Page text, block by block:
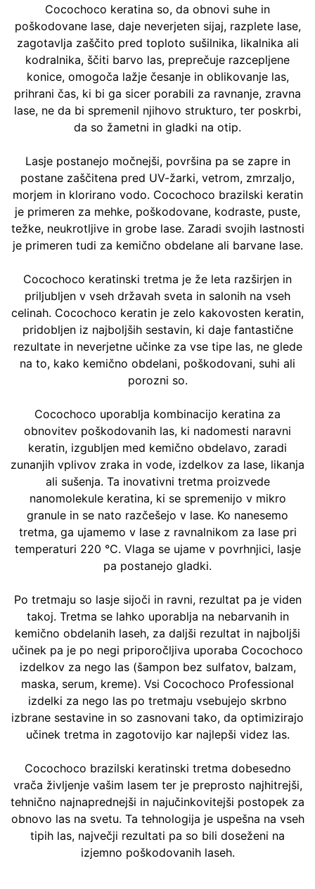
Cocochoco keratina so, da obnovi suhe in
poškodovane lase, daje neverjeten sijaj, razplete lase,
zagotavlja zaščito pred toploto sušilnika, likalnika ali
kodralnika, ščiti barvo las, preprečuje razcepljene
konice, omogoča lažje česanje in oblikovanje las,
prihrani čas, ki bi ga sicer porabili za ravnanje, zravna
lase, ne da bi spremenil njihovo strukturo, ter poskrbi,
da so žametni in gladki na otip.
Lasje postanejo močnejši, površina pa se zapre in
postane zaščitena pred UV-žarki, vetrom, zmrzaljo,
morjem in klorirano vodo. Cocochoco brazilski keratin
je primeren za mehke, poškodovane, kodraste, puste,
težke, neukrotljive in grobe lase. Zaradi svojih lastnosti
je primeren tudi za kemično obdelane ali barvane lase.
Cocochoco keratinski tretma je že leta razširjen in
priljubljen v vseh državah sveta in salonih na vseh
celinah. Cocochoco keratin je zelo kakovosten keratin,
pridobljen iz najboljših sestavin, ki daje fantastične
rezultate in neverjetne učinke za vse tipe las, ne glede
na to, kako kemično obdelani, poškodovani, suhi ali
porozni so.
Cocochoco uporablja kombinacijo keratina za
obnovitev poškodovanih las, ki nadomesti naravni
keratin, izgubljen med kemično obdelavo, zaradi
zunanjih vplivov zraka in vode, izdelkov za lase, likanja
ali sušenja. Ta inovativni tretma proizvede
nanomolekule keratina, ki se spremenijo v mikro
granule in se nato razčešejo v lase. Ko nanesemo
tretma, ga ujamemo v lase z ravnalnikom za lase pri
temperaturi 220 °C. Vlaga se ujame v povrhnjici, lasje
pa postanejo gladki.
Po tretmaju so lasje sijoči in ravni, rezultat pa je viden
takoj. Tretma se lahko uporablja na nebarvanih in
kemično obdelanih laseh, za daljši rezultat in najboljši
učinek pa je po negi priporočljiva uporaba Cocochoco
izdelkov za nego las (šampon bez sulfatov, balzam,
maska, serum, kreme). Vsi Cocochoco Professional
izdelki za nego las po tretmaju vsebujejo skrbno
izbrane sestavine in so zasnovani tako, da optimizirajo
učinek tretma in zagotovijo kar najlepši videz las.
Cocochoco brazilski keratinski tretma dobesedno
vrača življenje vašim lasem ter je preprosto najhitrejši,
tehnično najnaprednejši in najučinkovitejši postopek za
obnovo las na svetu. Ta tehnologija je uspešna na vseh
tipih las, največji rezultati pa so bili doseženi na
izjemno poškodovanih laseh.